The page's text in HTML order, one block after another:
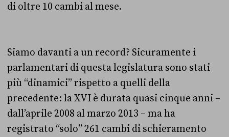
di oltre 10 cambi al mese.
Siamo davanti a un record? Sicuramente i
parlamentari di questa legislatura sono stati
più “dinamici” rispetto a quelli della
precedente: la XVI è durata quasi cinque anni –
dall’aprile 2008 al marzo 2013 – ma ha
registrato “solo” 261 cambi di schieramento